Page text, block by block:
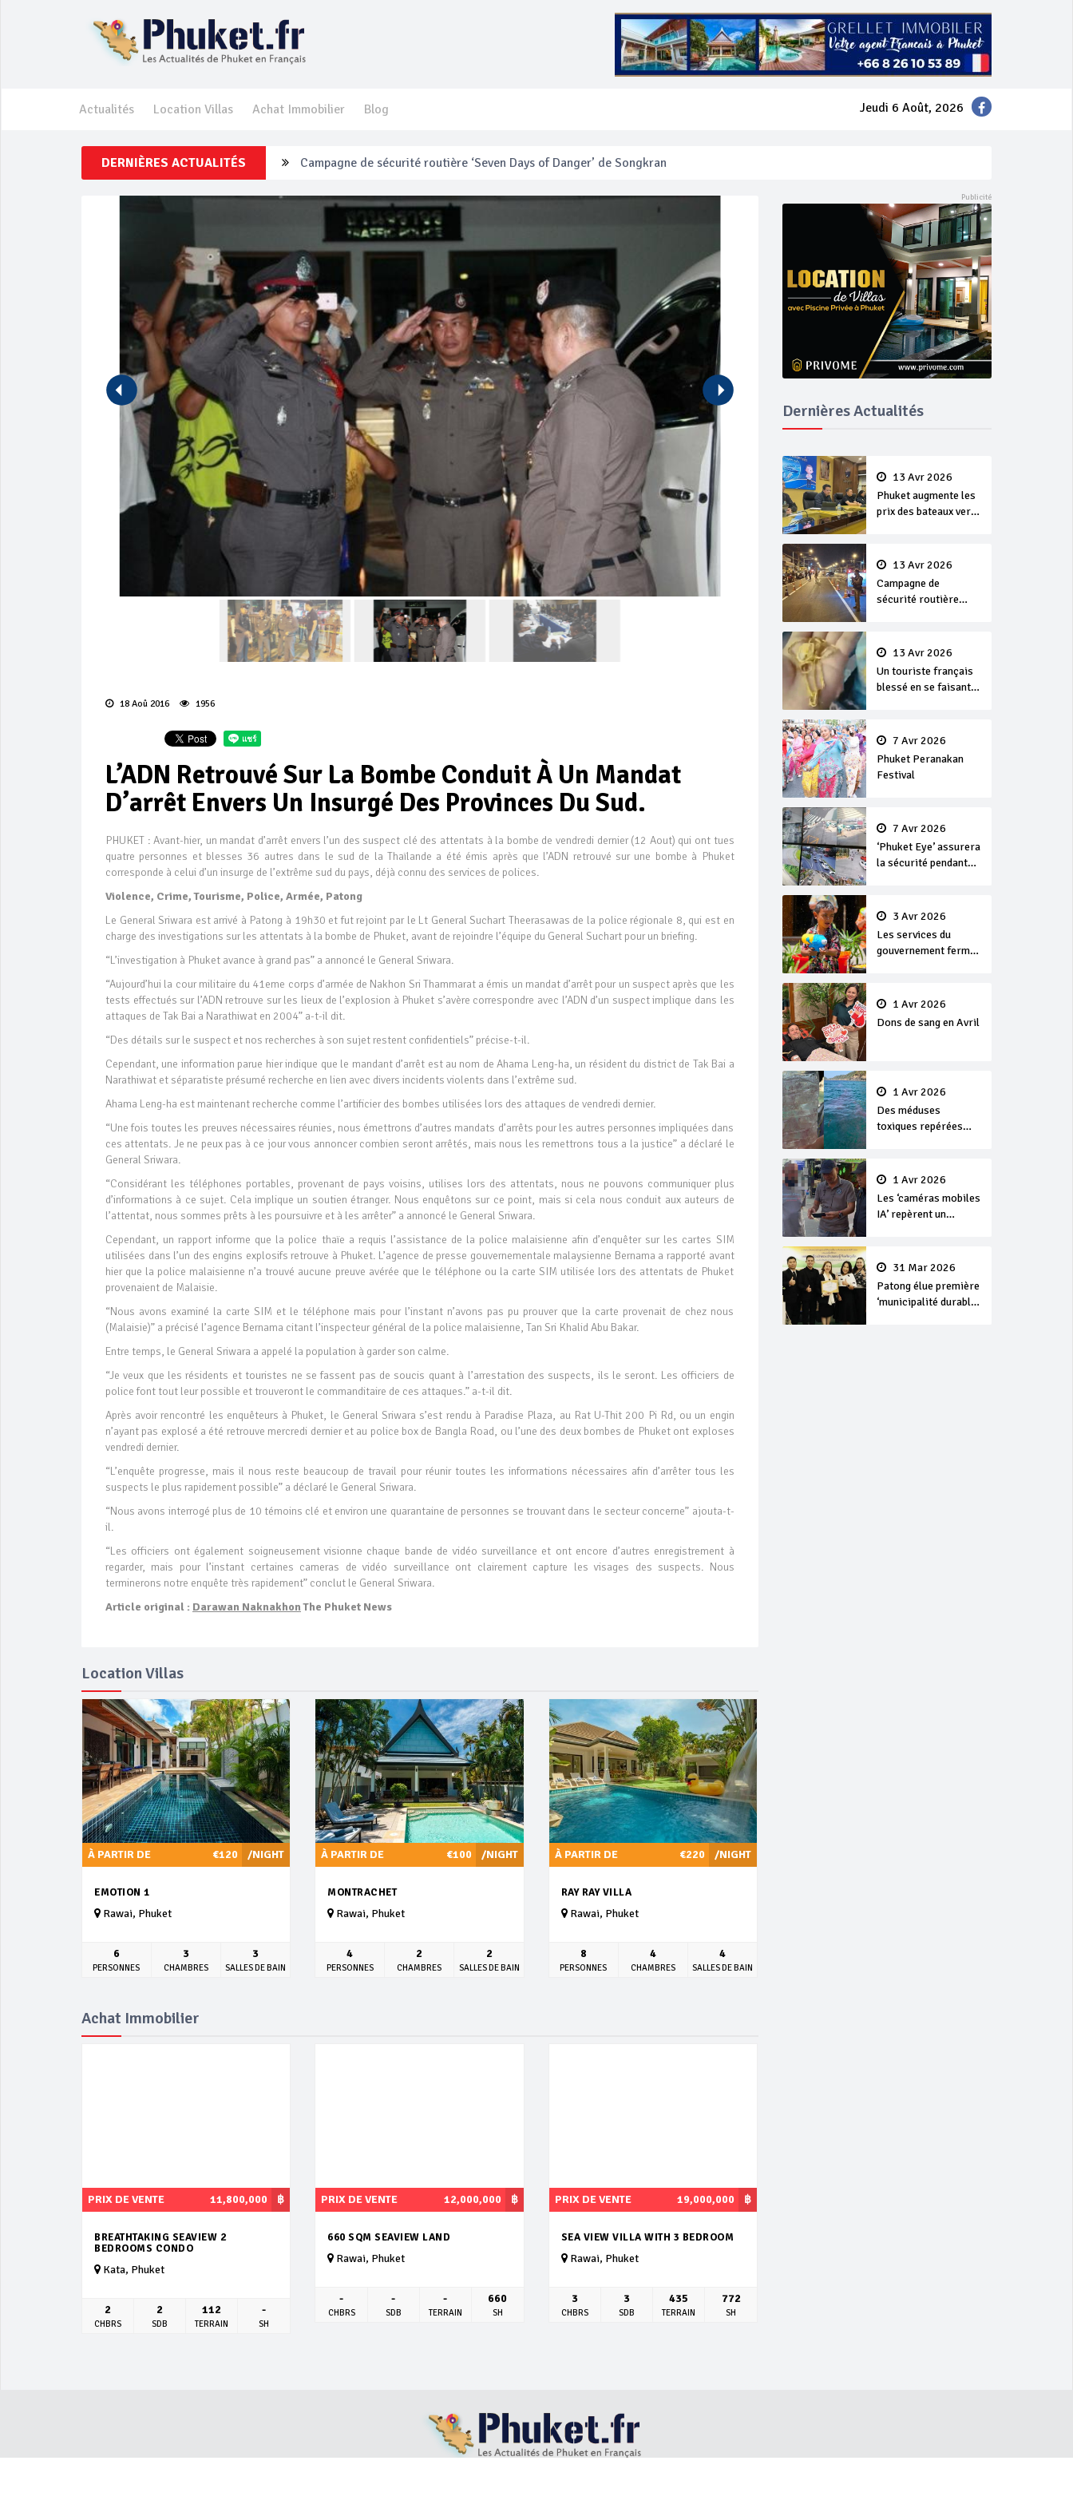
Actualités Location Villas Achat Immobilier Blog Jeudi 6 Août, 2026
DERNIÈRES ACTUALITÉS Un touriste français blessé en se faisant arracher son collier en or
Phuket Peranakan Festival
‘Phuket Eye’ assurera la sécurité pendant Songkran
Phuket augmente les prix des bateaux vers Koh Phi Phi et des excursions en mer
Campagne de sécurité routière ‘Seven Days of Danger’ de Songkran
18 Aoû 2016 1956
L’ADN Retrouvé Sur La Bombe Conduit À Un Mandat
D’arrêt Envers Un Insurgé Des Provinces Du Sud.
PHUKET : Avant-hier, un mandat d’arrêt envers l’un des suspect clé des attentats à la bombe de vendredi dernier (12 Aout) qui ont tues
quatre personnes et blesses 36 autres dans le sud de la Thaïlande a été émis après que l’ADN retrouvé sur une bombe à Phuket
corresponde à celui d’un insurge de l’extrême sud du pays, déjà connu des services de polices.
Violence, Crime, Tourisme, Police, Armée, Patong
Le General Sriwara est arrivé à Patong à 19h30 et fut rejoint par le Lt General Suchart Theerasawas de la police régionale 8, qui est en
charge des investigations sur les attentats à la bombe de Phuket, avant de rejoindre l’équipe du General Suchart pour un briefing.
“L’investigation à Phuket avance à grand pas” a annoncé le General Sriwara.
“Aujourd’hui la cour militaire du 41eme corps d’armée de Nakhon Sri Thammarat a émis un mandat d’arrêt pour un suspect après que les
tests effectués sur l’ADN retrouve sur les lieux de l’explosion à Phuket s’avère correspondre avec l’ADN d’un suspect implique dans les
attaques de Tak Bai a Narathiwat en 2004” a-t-il dit.
“Des détails sur le suspect et nos recherches à son sujet restent confidentiels” précise-t-il.
Cependant, une information parue hier indique que le mandant d’arrêt est au nom de Ahama Leng-ha, un résident du district de Tak Bai a
Narathiwat et séparatiste présumé recherche en lien avec divers incidents violents dans l’extrême sud.
Ahama Leng-ha est maintenant recherche comme l’artificier des bombes utilisées lors des attaques de vendredi dernier.
“Une fois toutes les preuves nécessaires réunies, nous émettrons d’autres mandats d’arrêts pour les autres personnes impliquées dans
ces attentats. Je ne peux pas à ce jour vous annoncer combien seront arrêtés, mais nous les remettrons tous a la justice” a déclaré le
General Sriwara.
“Considérant les téléphones portables, provenant de pays voisins, utilises lors des attentats, nous ne pouvons communiquer plus
d’informations à ce sujet. Cela implique un soutien étranger. Nous enquêtons sur ce point, mais si cela nous conduit aux auteurs de
l’attentat, nous sommes prêts à les poursuivre et à les arrêter” a annoncé le General Sriwara.
Cependant, un rapport informe que la police thaïe a requis l’assistance de la police malaisienne afin d’enquêter sur les cartes SIM
utilisées dans l’un des engins explosifs retrouve à Phuket. L’agence de presse gouvernementale malaysienne Bernama a rapporté avant
hier que la police malaisienne n’a trouvé aucune preuve avérée que le téléphone ou la carte SIM utilisée lors des attentats de Phuket
provenaient de Malaisie.
“Nous avons examiné la carte SIM et le téléphone mais pour l’instant n’avons pas pu prouver que la carte provenait de chez nous
(Malaisie)” a précisé l’agence Bernama citant l’inspecteur général de la police malaisienne, Tan Sri Khalid Abu Bakar.
Entre temps, le General Sriwara a appelé la population à garder son calme.
“Je veux que les résidents et touristes ne se fassent pas de soucis quant à l’arrestation des suspects, ils le seront. Les officiers de
police font tout leur possible et trouveront le commanditaire de ces attaques.” a-t-il dit.
Après avoir rencontré les enquêteurs à Phuket, le General Sriwara s’est rendu à Paradise Plaza, au Rat U-Thit 200 Pi Rd, ou un engin
n’ayant pas explosé a été retrouve mercredi dernier et au police box de Bangla Road, ou l’une des deux bombes de Phuket ont exploses
vendredi dernier.
“L’enquête progresse, mais il nous reste beaucoup de travail pour réunir toutes les informations nécessaires afin d’arrêter tous les
suspects le plus rapidement possible” a déclaré le General Sriwara.
“Nous avons interrogé plus de 10 témoins clé et environ une quarantaine de personnes se trouvant dans le secteur concerne” ajouta-t-
il.
“Les officiers ont également soigneusement visionne chaque bande de vidéo surveillance et ont encore d’autres enregistrement à
regarder, mais pour l’instant certaines cameras de vidéo surveillance ont clairement capture les visages des suspects. Nous
terminerons notre enquête très rapidement” conclut le General Sriwara.
Article original : Darawan NaknakhonThe Phuket News
Dernières Actualités
13 Avr 2026
Phuket augmente les
prix des bateaux vers
13 Avr 2026
Campagne de
sécurité routière
13 Avr 2026
Un touriste français
blessé en se faisant
7 Avr 2026
Phuket Peranakan
Festival
7 Avr 2026
‘Phuket Eye’ assurera
la sécurité pendant
3 Avr 2026
Les services du
gouvernement fermés
Songkran
1 Avr 2026
Dons de sang en Avril
1 Avr 2026
Des méduses
toxiques repérées
1 Avr 2026
Les ‘caméras mobiles
IA’ repèrent un
séjour31 Mar 2026
Patong élue première
‘municipalité durable’
Location Villas
/NIGHT
À PARTIR DE €120
EMOTION 1
Rawai, Phuket
6
PERSONNES
3
CHAMBRES
3
SALLES DE BAIN
/NIGHT
À PARTIR DE €100
MONTRACHET
Rawai, Phuket
4
PERSONNES
2
CHAMBRES
2
SALLES DE BAIN
/NIGHT
À PARTIR DE €220
RAY RAY VILLA
Rawai, Phuket
8
PERSONNES
4
CHAMBRES
4
SALLES DE BAIN
Achat Immobilier
฿
PRIX DE VENTE 11,800,000
BREATHTAKING SEAVIEW 2
BEDROOMS CONDO
Kata, Phuket
2
CHBRS
2
SDB
112
TERRAIN
-
SH
฿
PRIX DE VENTE 12,000,000
660 SQM SEAVIEW LAND
Rawai, Phuket
-
CHBRS
-
SDB
-
TERRAIN
660
SH
฿
PRIX DE VENTE 19,000,000
SEA VIEW VILLA WITH 3 BEDROOM
Rawai, Phuket
3
CHBRS
3
SDB
435
TERRAIN
772
SH